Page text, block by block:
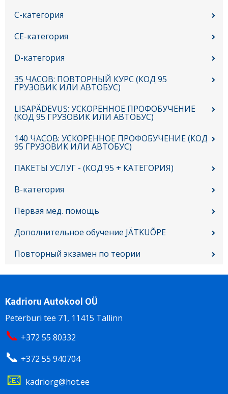
C-категория
CE-категория
D-категория
35 ЧАСОВ: ПОВТОРНЫЙ КУРС (КОД 95
ГРУЗОВИК ИЛИ АВТОБУС)
LISAPÄDEVUS: УСКОРЕННОЕ ПРОФОБУЧЕНИЕ
(КОД 95 ГРУЗОВИК ИЛИ АВТОБУС)
140 ЧАСОВ: УСКОРЕННОЕ ПРОФОБУЧЕНИЕ (КОД
95 ГРУЗОВИК ИЛИ АВТОБУС)
ПАКЕТЫ УСЛУГ - (КОД 95 + КАТЕГОРИЯ)
B-категория
Первая мед. помощь
Дополнительное обучение JÄTKUÕPE
Повторный экзамен по теории
Kadrioru Autokool OÜ
Peterburi tee 71, 11415 Tallinn
📞 +372 55 80332
📞 +372 55 940704
📧 kadriorg@hot.ee